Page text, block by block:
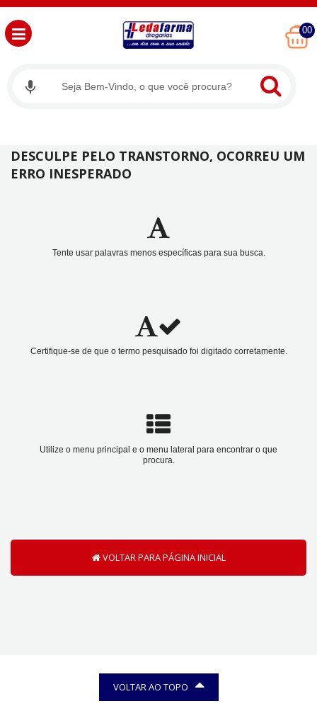
00
DESCULPE PELO TRANSTORNO, OCORREU UM
ERRO INESPERADO
Tente usar palavras menos específicas para sua busca.
Certifique-se de que o termo pesquisado foi digitado corretamente.
Utilize o menu principal e o menu lateral para encontrar o que
procura.
VOLTAR PARA PÁGINA INICIAL
VOLTAR AO TOPO